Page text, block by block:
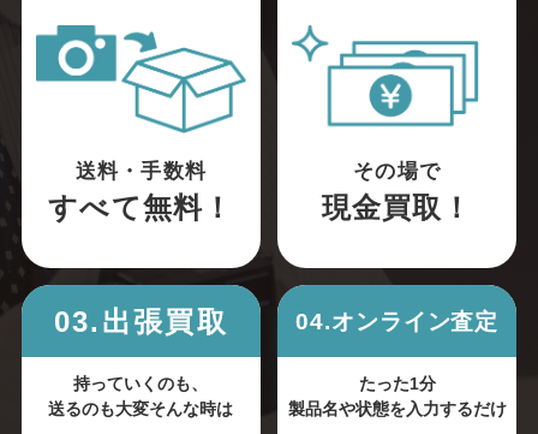
送料・手数料
すべて無料！
その場で
現金買取！
03.出張買取
持っていくのも、
送るのも大変そんな時は
04.オンライン査定
たった1分
製品名や状態を入力するだけ